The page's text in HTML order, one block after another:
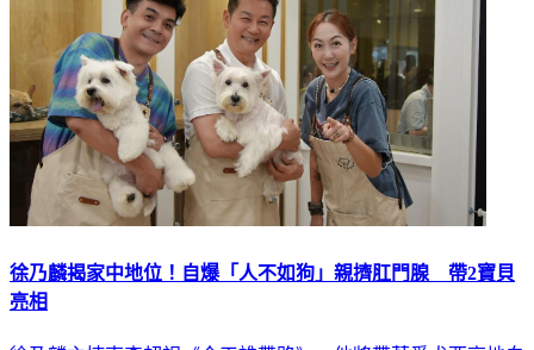
徐乃麟揭家中地位！自爆「人不如狗」親擠肛門腺 帶2寶貝
亮相